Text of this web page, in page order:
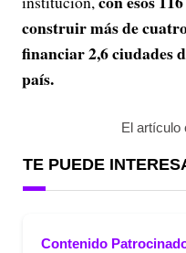
construir más de
financiar 2,6 ciudades
país.
El artículo
TE PUEDE
Contenido